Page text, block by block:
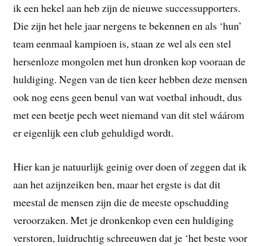
ik een hekel aan heb zijn de nieuwe successupporters.
Die zijn het hele jaar nergens te bekennen en als ‘hun’
team eenmaal kampioen is, staan ze wel als een stel
hersenloze mongolen met hun dronken kop vooraan de
huldiging. Negen van de tien keer hebben deze mensen
ook nog eens geen benul van wat voetbal inhoudt, dus
met een beetje pech weet niemand van dit stel wáárom
er eigenlijk een club gehuldigd wordt.
Hier kan je natuurlijk geinig over doen of zeggen dat ik
aan het azijnzeiken ben, maar het ergste is dat dit
meestal de mensen zijn die de meeste opschudding
veroorzaken. Met je dronkenkop even een huldiging
verstoren, luidruchtig schreeuwen dat je ‘het beste voor